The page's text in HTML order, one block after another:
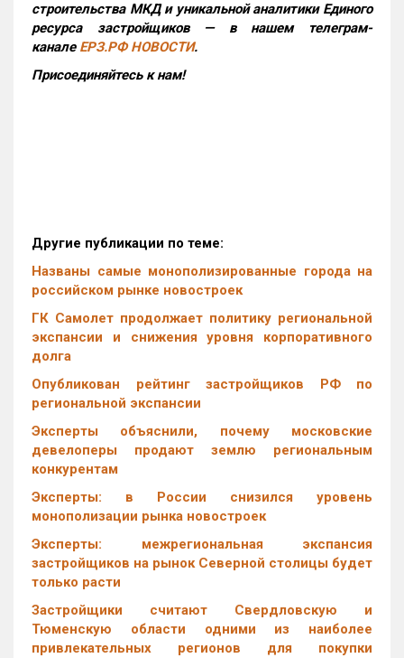
строительства МКД и уникальной аналитики Единого
ресурса застройщиков — в нашем телеграм-
канале ЕРЗ.РФ НОВОСТИ.
Присоединяйтесь к нам!
Другие публикации по теме:
Названы самые монополизированные города на
российском рынке новостроек
ГК Самолет продолжает политику региональной
экспансии и снижения уровня корпоративного
долга
Опубликован рейтинг застройщиков РФ по
региональной экспансии
Эксперты объяснили, почему московские
девелоперы продают землю региональным
конкурентам
Эксперты: в России снизился уровень
монополизации рынка новостроек
Эксперты: межрегиональная экспансия
застройщиков на рынок Северной столицы будет
только расти
Застройщики считают Свердловскую и
Тюменскую области одними из наиболее
привлекательных регионов для покупки